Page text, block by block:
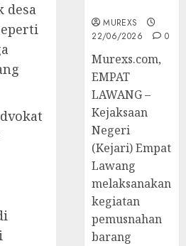
desa
MUREXS
22/06/2026
0
‎Murexs.com,
EMPAT
LAWANG –
Kejaksaan
Negeri
(Kejari) Empat
Lawang
melaksanakan
kegiatan
pemusnahan
barang